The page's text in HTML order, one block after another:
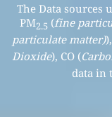
The Data
PM2.5 (fine
particulate matter)
Dioxide), CO (
data in